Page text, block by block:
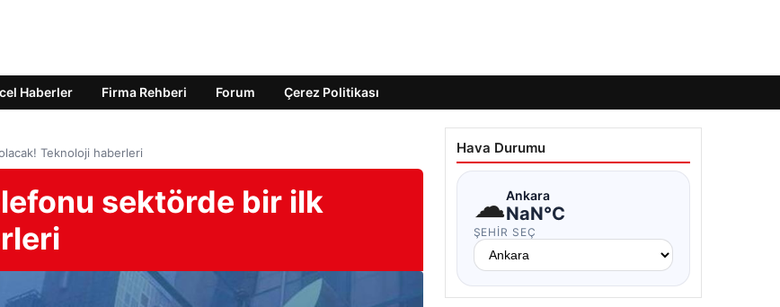
Haberler Firma Rehberi Forum Çerez Politikası
Teknoloji haberleri
sektörde bir ilk
Hava Durumu
☁Ankara
NaN°C
ŞEHIR SEÇ